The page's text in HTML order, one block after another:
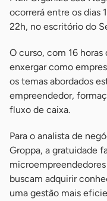
ocorrerá entre os dias
22h, no escritório do
O curso, com 16 horas
enxergar como
os temas abordados
empreendedor,
fluxo de caixa.
Para o analista de
Groppa, a gratuidade
buscam adquirir
uma gestão mais